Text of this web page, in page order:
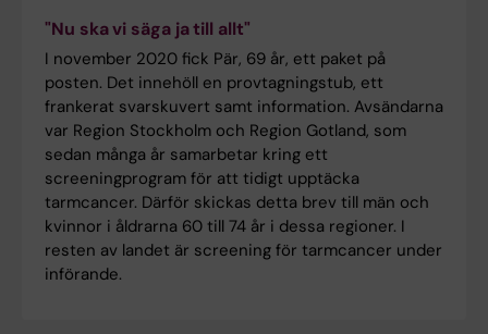
"Nu ska vi säga ja till allt"
I november 2020 fick Pär, 69 år, ett paket på
posten. Det innehöll en provtagningstub, ett
frankerat svarskuvert samt information. Avsändarna
var Region Stockholm och Region Gotland, som
sedan många år samarbetar kring ett
screeningprogram för att tidigt upptäcka
tarmcancer. Därför skickas detta brev till män och
kvinnor i åldrarna 60 till 74 år i dessa regioner. I
resten av landet är screening för tarmcancer under
införande.